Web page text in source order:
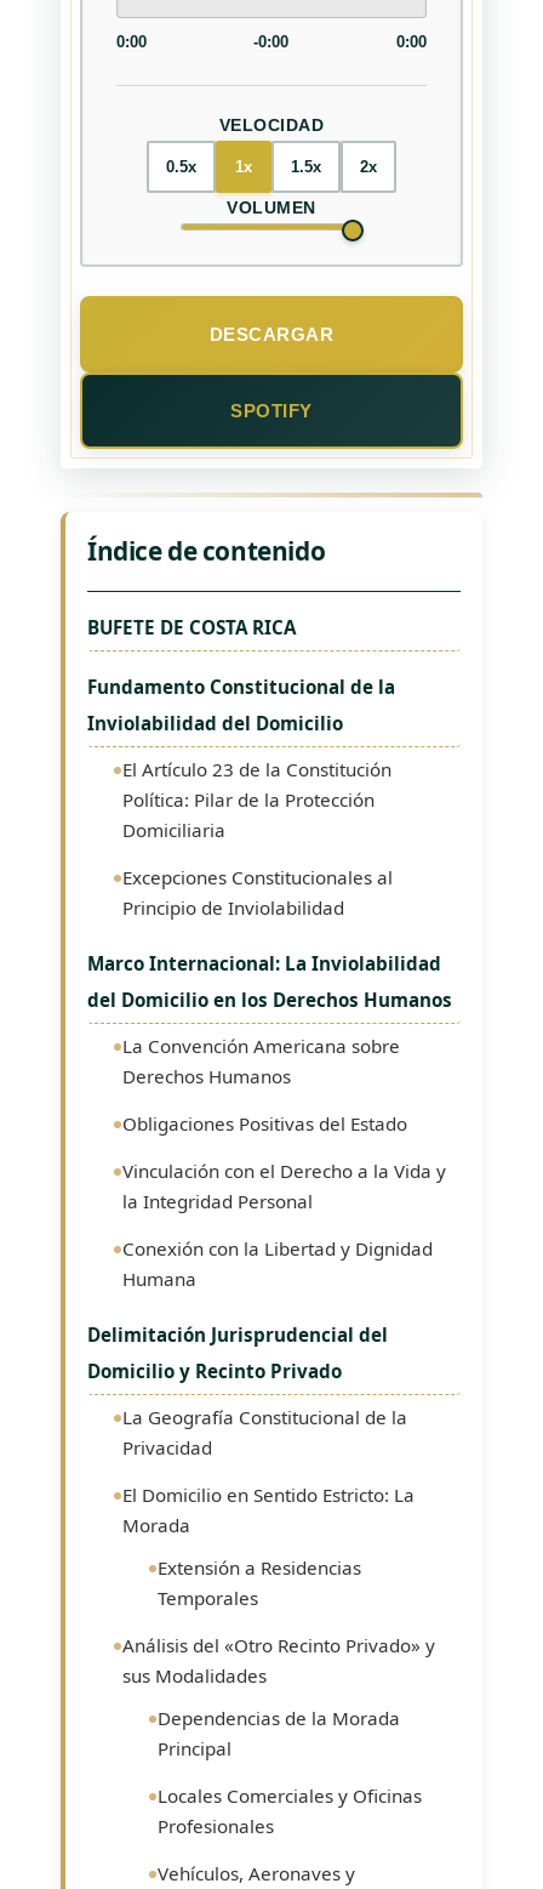
0:00 -0:00 0:00
VELOCIDAD
0.5x 1x 1.5x 2x
VOLUMEN
DESCARGAR
SPOTIFY
Índice de contenido
BUFETE DE COSTA RICA
Fundamento Constitucional de la
Inviolabilidad del Domicilio
El Artículo 23 de la Constitución
Política: Pilar de la Protección
Domiciliaria
Excepciones Constitucionales al
Principio de Inviolabilidad
Marco Internacional: La Inviolabilidad
del Domicilio en los Derechos Humanos
La Convención Americana sobre
Derechos Humanos
Obligaciones Positivas del Estado
Vinculación con el Derecho a la Vida y
la Integridad Personal
Conexión con la Libertad y Dignidad
Humana
Delimitación Jurisprudencial del
Domicilio y Recinto Privado
La Geografía Constitucional de la
Privacidad
El Domicilio en Sentido Estricto: La
Morada
Extensión a Residencias
Temporales
Análisis del «Otro Recinto Privado» y
sus Modalidades
Dependencias de la Morada
Principal
Locales Comerciales y Oficinas
Profesionales
Vehículos, Aeronaves y